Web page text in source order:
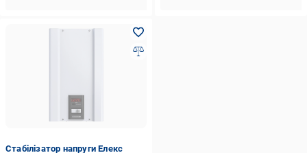
Стабілізатор напруги Елекс